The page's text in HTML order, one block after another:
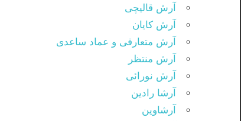
آرش قالیچی
آرش کایان
آرش متعارفی و عماد ساعدی
آرش منتظر
آرش نورائی
آرشا رادین
آرشاوین